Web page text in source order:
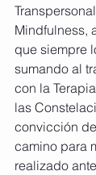
Mindfulness,
que siempre
sumando al
con la
las
convicción
camino para
realizado